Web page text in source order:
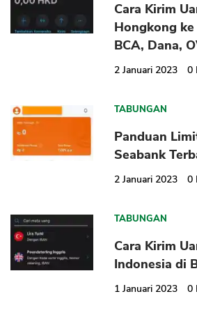
Cara Kirim
Hongkong
BCA, Dana,
2 Januari 2023 0
TABUNGAN
Panduan
Seabank
2 Januari 2023 0
TABUNGAN
Cara Kirim
Indonesia di
1 Januari 2023 0